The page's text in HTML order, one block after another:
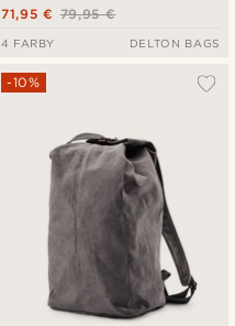
79,95 €
71,95 €
4 FARBY DELTON BAGS
-10%